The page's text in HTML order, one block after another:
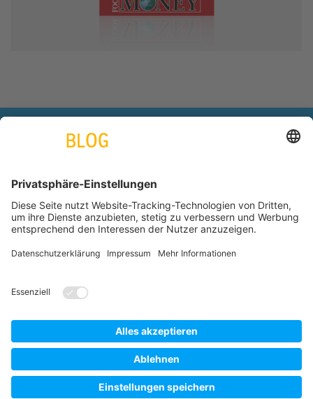
engineering. tomorrow. together.
www.thyssenkrupp.com